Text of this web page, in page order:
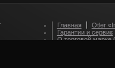
Главная
Otler
Гарантии и сервис
О торговой марке